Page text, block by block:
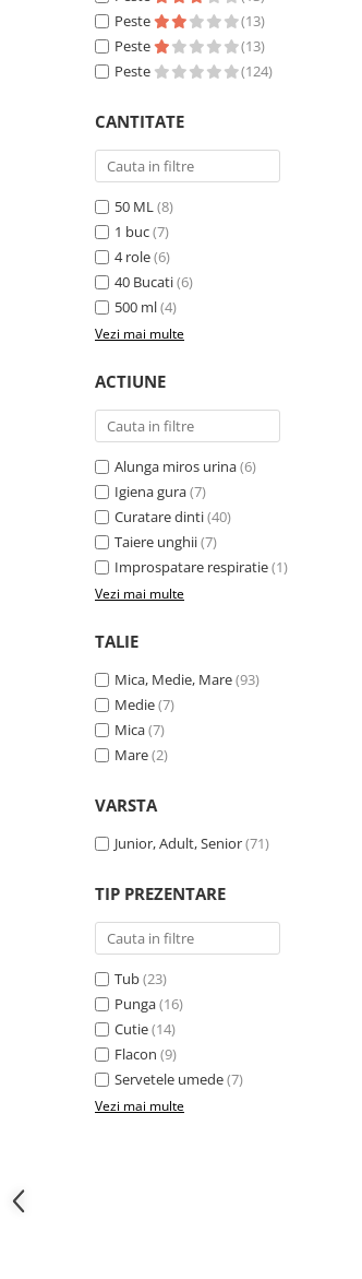
Sampoane si Balsamuri
Servetele Umede
Covorase absorbante
Igiena Catel
Igiena Interior
Perii si descalcitoare caini
Solutii Atractante si repelente
Custi transport - Pisici
Jucarii Pisici
Lese, Hamuri si Zgarzi
Peste
(13)
Peste
(13)
Peste
(124)
CANTITATE
50 ML(8)
1 buc(7)
4 role(6)
40 Bucati(6)
500 ml(4)
Vezi mai multe
ACTIUNE
Alunga miros urina(6)
Igiena gura(7)
Curatare dinti(40)
Taiere unghii(7)
Improspatare respiratie(1)
Vezi mai multe
TALIE
Mica, Medie, Mare(93)
Medie(7)
Mica(7)
Mare(2)
VARSTA
Junior, Adult, Senior(71)
TIP PREZENTARE
Tub(23)
Punga(16)
Cutie(14)
Flacon (9)
Servetele umede(7)
Vezi mai multe